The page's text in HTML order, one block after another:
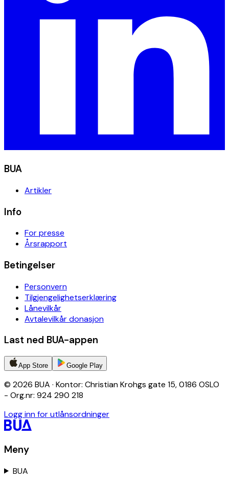
BUA
Artikler
Info
For presse
Årsrapport
Betingelser
Personvern
Tilgjengelighetserklæring
Lånevilkår
Avtalevilkår donasjon
Last ned BUA-appen
App Store Google Play
© 2026 BUA · Kontor: Christian Krohgs gate 15, 0186 OSLO
- Org.nr: 924 290 218
Logg inn for utlånsordninger
Meny
BUA